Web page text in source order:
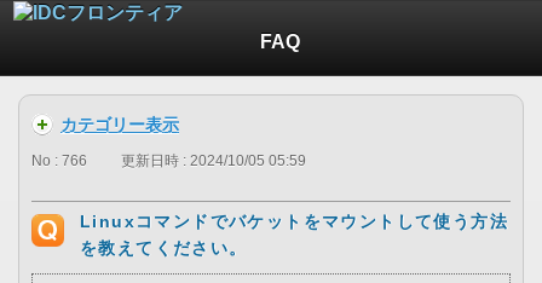
FAQ
カテゴリー表示
No : 766 更新日時 : 2024/10/05 05:59
Linuxコマンドでバケットをマウントして使う方法
を教えてください。